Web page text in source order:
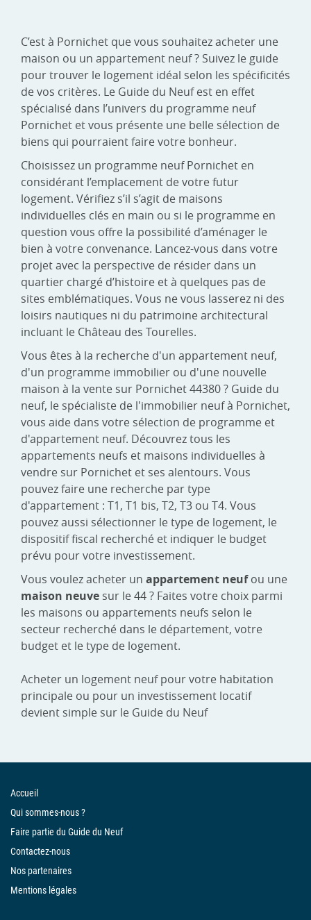
C’est à Pornichet que vous souhaitez acheter une
maison ou un appartement neuf ? Suivez le guide
pour trouver le logement idéal selon les spécificités
de vos critères. Le Guide du Neuf est en effet
spécialisé dans l’univers du programme neuf
Pornichet et vous présente une belle sélection de
biens qui pourraient faire votre bonheur.
Choisissez un programme neuf Pornichet en
considérant l’emplacement de votre futur
logement. Vérifiez s’il s’agit de maisons
individuelles clés en main ou si le programme en
question vous offre la possibilité d’aménager le
bien à votre convenance. Lancez-vous dans votre
projet avec la perspective de résider dans un
quartier chargé d’histoire et à quelques pas de
sites emblématiques. Vous ne vous lasserez ni des
loisirs nautiques ni du patrimoine architectural
incluant le Château des Tourelles.
Vous êtes à la recherche d'un appartement neuf,
d'un programme immobilier ou d'une nouvelle
maison à la vente sur Pornichet 44380 ? Guide du
neuf, le spécialiste de l'immobilier neuf à Pornichet,
vous aide dans votre sélection de programme et
d'appartement neuf. Découvrez tous les
appartements neufs et maisons individuelles à
vendre sur Pornichet et ses alentours. Vous
pouvez faire une recherche par type
d'appartement : T1, T1 bis, T2, T3 ou T4. Vous
pouvez aussi sélectionner le type de logement, le
dispositif fiscal recherché et indiquer le budget
prévu pour votre investissement.
Vous voulez acheter un appartement neufou une
maison neuve sur le 44 ? Faites votre choix parmi
les maisons ou appartements neufs selon le
secteur recherché dans le département, votre
budget et le type de logement.
Acheter un logement neuf pour votre habitation
principale ou pour un investissement locatif
devient simple sur le Guide du Neuf
Accueil
Qui sommes-nous ?
Faire partie du Guide du Neuf
Contactez-nous
Nos partenaires
Mentions légales